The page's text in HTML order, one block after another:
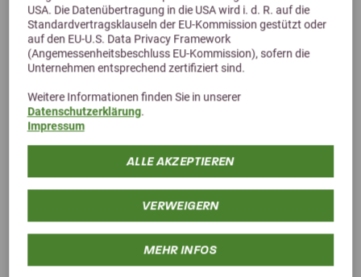
USA. Die Datenübertragung in die USA wird i. d. R. auf die
Standardvertragsklauseln der EU-Kommission gestützt oder
auf den EU-U.S. Data Privacy Framework
(Angemessenheitsbeschluss EU-Kommission), sofern die
Unternehmen entsprechend zertifiziert sind.
Weitere Informationen finden Sie in unserer
Datenschutzerklärung.
Impressum
ALLE AKZEPTIEREN
VERWEIGERN
MEHR INFOS
15,50 €
Alternative Produkte